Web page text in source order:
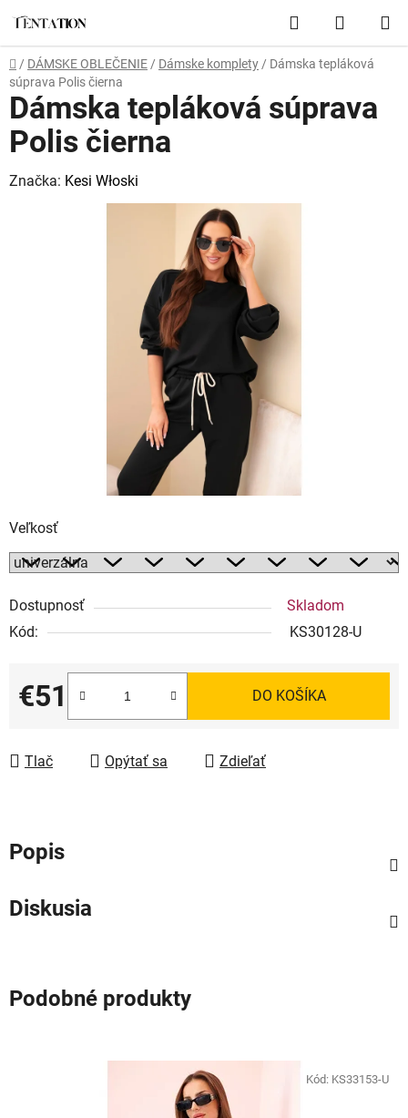
obsah
Hľadať
KOŠÍK
Domov
/ DÁMSKE OBLEČENIE / Dámske komplety / Dámska tepláková
súprava Polis čierna
Veľkosť
Dostupnosť
Skladom
Kód:
KS30128-U
€51
Jednotková cena:
DO KOŠÍKA
Tlač Opýtať sa Zdieľať
Dámska tepláková súprava
Polis čierna
Značka: Kesi Włoski
Popis
Diskusia
Podobné produkty
Kód: KS33153-U